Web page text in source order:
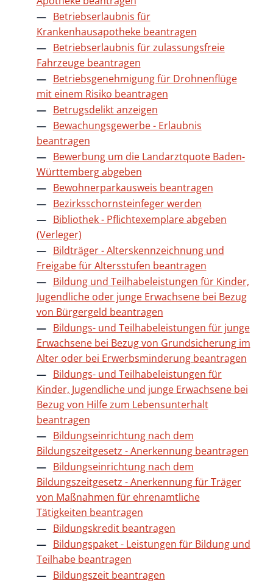
Betriebserlaubnis für
Krankenhausapotheke beantragen
Betriebserlaubnis für zulassungsfreie
Fahrzeuge beantragen
Betriebsgenehmigung für Drohnenflüge
mit einem Risiko beantragen
Betrugsdelikt anzeigen
Bewachungsgewerbe - Erlaubnis
beantragen
Bewerbung um die Landarztquote Baden-
Württemberg abgeben
Bewohnerparkausweis beantragen
Bezirksschornsteinfeger werden
Bibliothek - Pflichtexemplare abgeben
(Verleger)
Bildträger - Alterskennzeichnung und
Freigabe für Altersstufen beantragen
Bildung und Teilhabeleistungen für Kinder,
Jugendliche oder junge Erwachsene bei Bezug
von Bürgergeld beantragen
Bildungs- und Teilhabeleistungen für junge
Erwachsene bei Bezug von Grundsicherung im
Alter oder bei Erwerbsminderung beantragen
Bildungs- und Teilhabeleistungen für
Kinder, Jugendliche und junge Erwachsene bei
Bezug von Hilfe zum Lebensunterhalt
beantragen
Bildungseinrichtung nach dem
Bildungszeitgesetz - Anerkennung beantragen
Bildungseinrichtung nach dem
Bildungszeitgesetz - Anerkennung für Träger
von Maßnahmen für ehrenamtliche
Tätigkeiten beantragen
Bildungskredit beantragen
Bildungspaket - Leistungen für Bildung und
Teilhabe beantragen
Bildungszeit beantragen